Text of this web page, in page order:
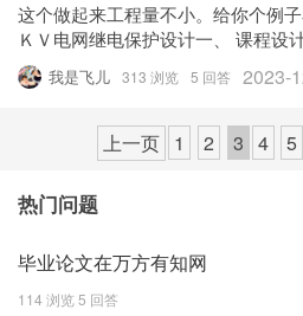
这个做起来工程量不小。给你个例
ＫＶ电网继电保护设计一、 课程设
计内容 3三、 设计题目：３５ＫＶ
始资料： 4五、 设计内容： 5设计说
我是飞儿 313 浏览 5 回答 2023-
上一页 1 2 3 4 5
热门问题
毕业论文在万方有知网
114 浏览 5 回答